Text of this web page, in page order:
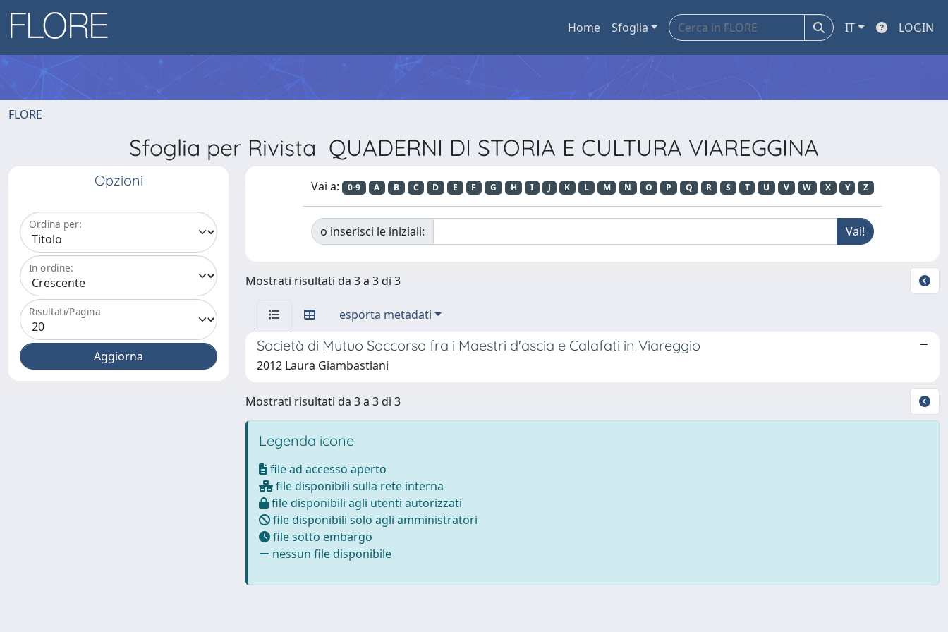
Home Sfoglia IT LOGIN
FLORE
Sfoglia per Rivista QUADERNI DI STORIA E CULTURA VIAREGGINA
Opzioni
Ordina per:
In ordine:
Risultati/Pagina
Vai a: 0-9 A B C D E F G H I J K L M N O P Q R S T U V W X Y Z
o inserisci le iniziali:
Mostrati risultati da 3 a 3 di 3
esporta metadati
Società di Mutuo Soccorso fra i Maestri d'ascia e Calafati in Viareggio
2012 Laura Giambastiani
Mostrati risultati da 3 a 3 di 3
Legenda icone
file ad accesso aperto
file disponibili sulla rete interna
file disponibili agli utenti autorizzati
file disponibili solo agli amministratori
file sotto embargo
nessun file disponibile